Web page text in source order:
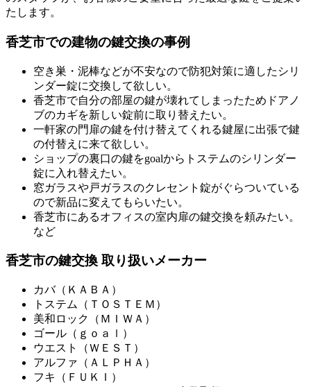
たします。
香芝市での建物の鍵交換の事例
空き巣・泥棒などが不安なので防犯対策に適したシリ
ンダー錠に交換して欲しい。
香芝市で自分の部屋の鍵が壊れてしまったためドアノ
ブのカギを新しい錠前に取り替えたい。
一軒家の門扉の鍵を付け替えてくれる鍵屋に出張で鍵
の付替えに来て欲しい。
ショップの裏口の鍵をgoalからトステムのシリンダー
錠に入れ替えたい。
窓ガラスや戸ガラスのクレセント錠がぐらついている
ので新品に変えてもらいたい。
香芝市にあるオフィスの室内扉の鍵交換を頼みたい。
など
香芝市の鍵交換 取り扱いメーカー
カバ（ＫＡＢＡ）
トステム（ＴＯＳＴＥＭ）
美和ロック（ＭＩＷＡ）
ゴール（ｇｏａｌ）
ウエスト（ＷＥＳＴ）
アルファ（ＡＬＰＨＡ）
フキ（ＦＵＫＩ）